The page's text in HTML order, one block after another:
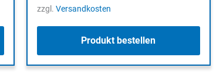
zzgl. Versandkosten
Produkt bestellen